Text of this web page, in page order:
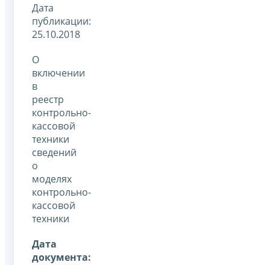
Дата
публикации:
25.10.2018
О
включении
в
реестр
контрольно-
кассовой
техники
сведений
о
моделях
контрольно-
кассовой
техники
Дата
документа: